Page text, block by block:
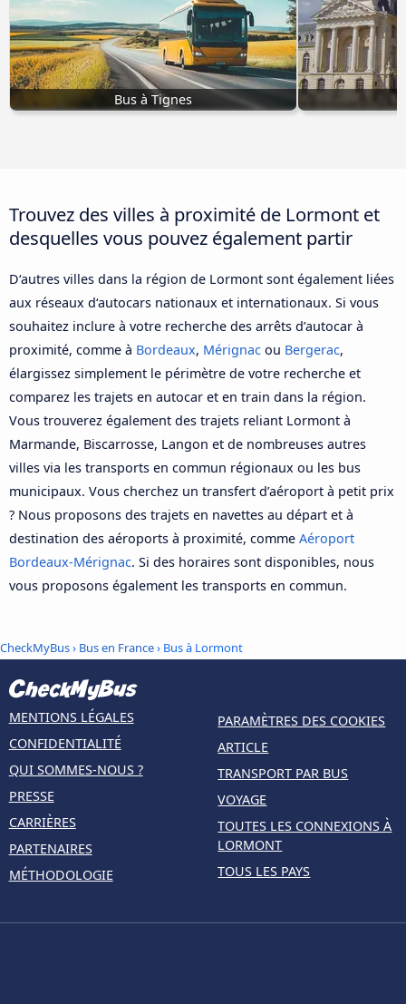
Bus à Tignes
Trouvez des villes à proximité de Lormont et
desquelles vous pouvez également partir
D‘autres villes dans la région de Lormont sont également liées
aux réseaux d‘autocars nationaux et internationaux. Si vous
souhaitez inclure à votre recherche des arrêts d’autocar à
proximité, comme à Bordeaux, Mérignac ou Bergerac,
élargissez simplement le périmètre de votre recherche et
comparez les trajets en autocar et en train dans la région.
Vous trouverez également des trajets reliant Lormont à
Marmande, Biscarrosse, Langon et de nombreuses autres
villes via les transports en commun régionaux ou les bus
municipaux. Vous cherchez un transfert d’aéroport à petit prix
? Nous proposons des trajets en navettes au départ et à
destination des aéroports à proximité, comme Aéroport
Bordeaux-Mérignac. Si des horaires sont disponibles, nous
vous proposons également les transports en commun.
CheckMyBus› Bus en France› Bus à Lormont
MENTIONS LÉGALES
CONFIDENTIALITÉ
QUI SOMMES-NOUS ?
PRESSE
CARRIÈRES
PARTENAIRES
MÉTHODOLOGIE
PARAMÈTRES DES COOKIES
ARTICLE
TRANSPORT PAR BUS
VOYAGE
TOUTES LES CONNEXIONS À
LORMONT
TOUS LES PAYS